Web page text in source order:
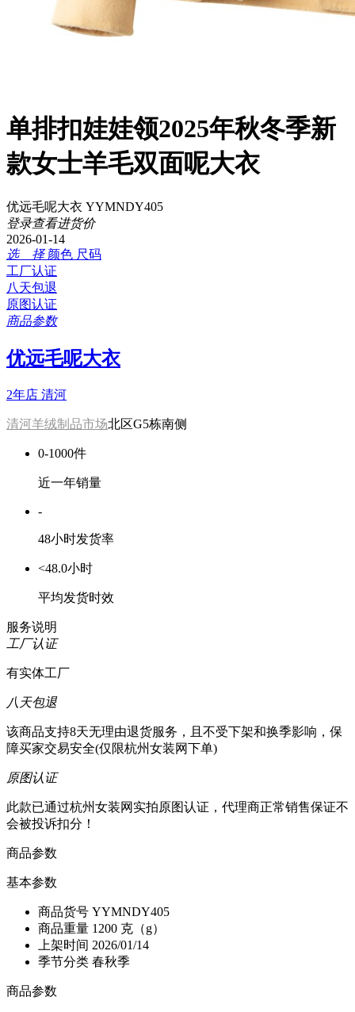
单排扣娃娃领2025年秋冬季新
款女士羊毛双面呢大衣
优远毛呢大衣 YYMNDY405
登录查看进货价
2026-01-14
选 择 颜色 尺码
工厂认证
八天包退
原图认证
商品参数
优远毛呢大衣
2年店 清河
清河羊绒制品市场北区G5栋南侧
0-1000件
近一年销量
-
48小时发货率
<48.0小时
平均发货时效
服务说明
工厂认证
有实体工厂
八天包退
该商品支持8天无理由退货服务，且不受下架和换季影响，保
障买家交易安全(仅限杭州女装网下单)
原图认证
此款已通过杭州女装网实拍原图认证，代理商正常销售保证不
会被投诉扣分！
商品参数
基本参数
商品货号 YYMNDY405
商品重量 1200 克（g）
上架时间 2026/01/14
季节分类 春秋季
商品参数